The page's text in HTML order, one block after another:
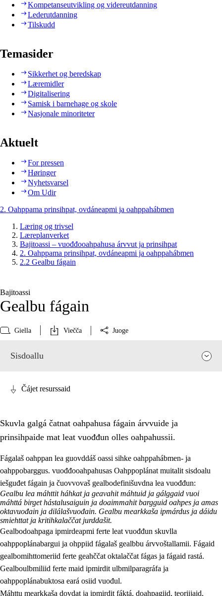
Kompetanseutvikling og videreutdanning
Lederutdanning
Tilskudd
Temasider
Sikkerhet og beredskap
Læremidler
Digitalisering
Samisk i barnehage og skole
Nasjonale minoriteter
Aktuelt
For pressen
Høringer
Nyhetsvarsel
Om Udir
2. Oahppama prinsihpat, ovdáneapmi ja oahppahábmen
Læring og trivsel
Læreplanverket
Bajitoassi – vuođđooahpahusa árvvut ja prinsihpat
2. Oahppama prinsihpat, ovdáneapmi ja oahppahábmen
2.2 Gealbu fágain
Bajitoassi
Gealbu fágain
Giella Viečča Juoge
Sisdoallu
2. Oahppama prinsihpat, ovdáneapmi ja oahppahábmen
2.1 Sosiála oahppan ja ovdáneapmi
2.2 Gealbu fágain
2.3 Vuođđogálggat
Čájet resurssaid
Skuvla galgá čatnat oahpahusa fágain árvvuide ja
prinsihpaide mat leat vuođđun olles oahpahussii.
Fágalaš oahppan lea guovddáš oassi sihke oahppahábmen- ja
oahppobarggus. vuođđooahpahusas Oahppoplánat muitalit sisdoalu
iešguđet fágain ja čuovvovaš gealbodefinišuvdna lea vuođđun:
Gealbu lea máhttit háhkat ja geavahit máhtuid ja gálggaid vuoi
máhttá birget hástalusaiguin ja doaimmahit bargguid oahpes ja amas
oktavuođain ja dilálašvuođain. Gealbu mearkkaša ipmárdus ja dáidu
smiehttat ja kritihkalaččat jurddašit.
Gealbodoahpaga ipmirdeapmi ferte leat vuođđun skuvlla
oahppoplánabargui ja ohppiid fágalaš gealbbu árvvoštallamii. Fágaid
gealbomihttomeriid ferte geahččat oktalaččat fágas ja fágaid rastá.
Gealboulbmiliid ferte maid ipmirdit ulbmilparagráfa ja
oahppoplánabuktosa eará osiid vuođul.
Máhttu mearkkaša dovdat ja ipmirdit fáktá, doahpagiid, teoriijaid,